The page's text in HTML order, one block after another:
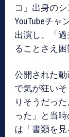
コ」出身の
YouTubeチャ
出演し、「
ることさえ困
公開された
で気が狂い
りそうだっ
った」と当
は「書類を